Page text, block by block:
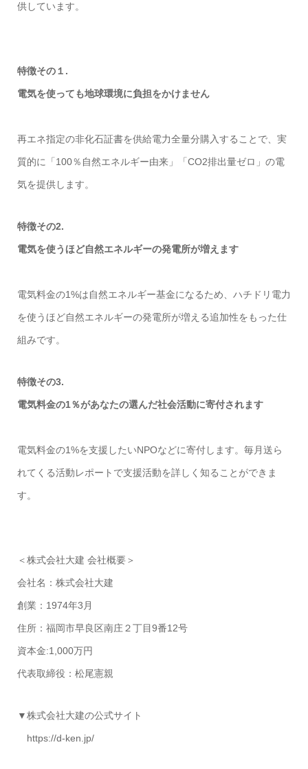
供しています。
特徴その１.
電気を使っても地球環境に負担をかけません
再エネ指定の非化石証書を供給電力全量分購入することで、実
質的に「100％自然エネルギー由来」「CO2排出量ゼロ」の電
気を提供します。
特徴その2.
電気を使うほど自然エネルギーの発電所が増えます
電気料金の1%は自然エネルギー基金になるため、ハチドリ電力
を使うほど自然エネルギーの発電所が増える追加性をもった仕
組みです。
特徴その3.
電気料金の1％があなたの選んだ社会活動に寄付されます
電気料金の1%を支援したいNPOなどに寄付します。毎月送ら
れてくる活動レポートで支援活動を詳しく知ることができま
す。
＜株式会社大建 会社概要＞
会社名：株式会社大建
創業：1974年3月
住所：福岡市早良区南庄２丁目9番12号
資本金:1,000万円
代表取締役：松尾憲親
▼株式会社大建の公式サイト
https://d-ken.jp/